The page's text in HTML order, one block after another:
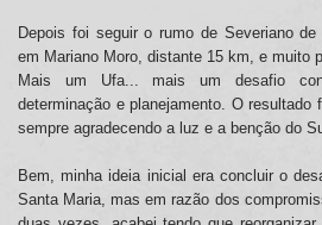
Depois foi seguir o rumo de Severiano
em Mariano Moro, distante 15 km, e muito
Mais um Ufa... mais um desafio
determinação e planejamento. O
sempre agradecendo a luz e a benção do
Bem, minha ideia inicial era concluir o
Santa Maria, mas em razão dos